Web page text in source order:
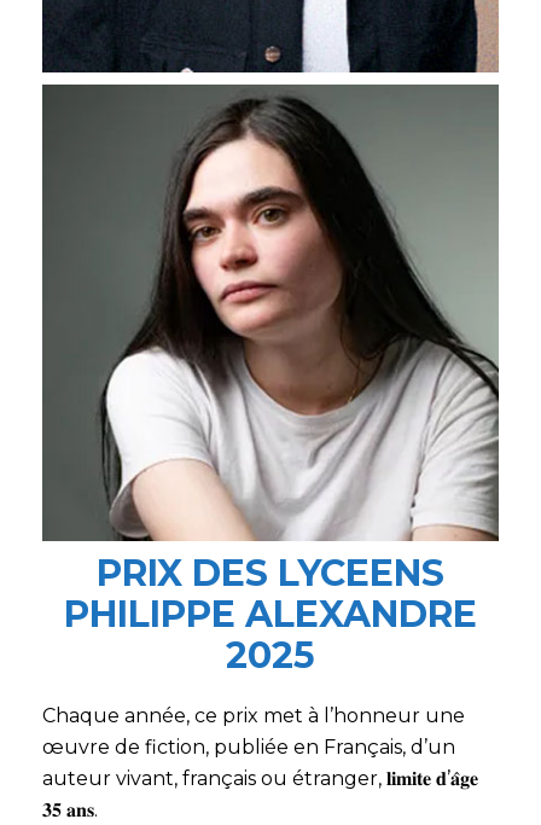
PRIX DES LYCEENS
PHILIPPE ALEXANDRE
2025
Chaque année, ce prix met à l’honneur une
œuvre de fiction, publiée en Français, d’un
auteur vivant, français ou étranger, 𝐥𝐢𝐦𝐢𝐭𝐞 𝐝’𝐚̂𝐠𝐞
𝟑𝟓 𝐚𝐧𝐬.